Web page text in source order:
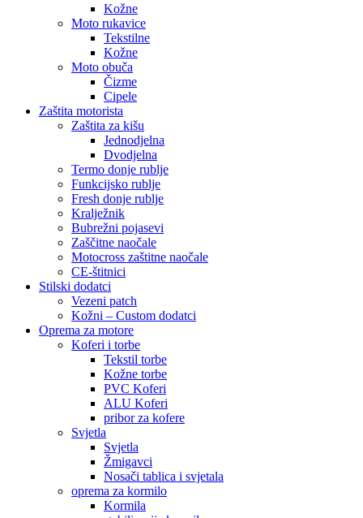
Kožne
Moto rukavice
Tekstilne
Kožne
Moto obuča
Čizme
Cipele
Zaštita motorista
Zaštita za kišu
Jednodjelna
Dvodjelna
Termo donje rublje
Funkcijsko rublje
Fresh donje rublje
Kralježnik
Bubrežni pojasevi
Zaščitne naočale
Motocross zaštitne naočale
CE-štitnici
Stilski dodatci
Vezeni patch
Kožni – Custom dodatci
Oprema za motore
Koferi i torbe
Tekstil torbe
Kožne torbe
PVC Koferi
ALU Koferi
pribor za kofere
Svjetla
Svjetla
Žmigavci
Nosači tablica i svjetala
oprema za kormilo
Kormila